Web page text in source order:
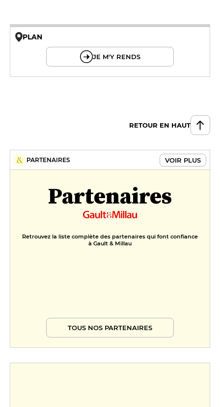
PLAN
JE M'Y RENDS
RETOUR EN HAUT
PARTENAIRES VOIR PLUS
Partenaires
Retrouvez la liste complète des partenaires qui font confiance
à Gault & Millau
TOUS NOS PARTENAIRES